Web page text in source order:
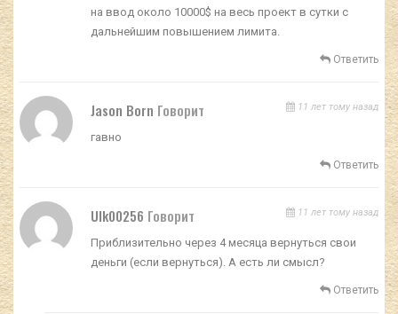
на ввод около 10000$ на весь проект в сутки с
дальнейшим повышением лимита.
Ответить
Jason Born Говорит 11 лет тому назад
гавно
Ответить
Ulk00256 Говорит 11 лет тому назад
Приблизительно через 4 месяца вернуться свои
деньги (если вернуться). А есть ли смысл?
Ответить